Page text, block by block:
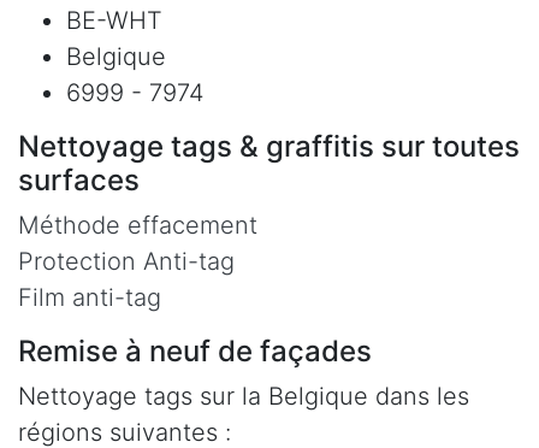
BE-WHT
Belgique
6999 - 7974
Nettoyage tags & graffitis sur toutes
surfaces
Méthode effacement
Protection Anti-tag
Film anti-tag
Remise à neuf de façades
Nettoyage tags sur la Belgique dans les
régions suivantes :